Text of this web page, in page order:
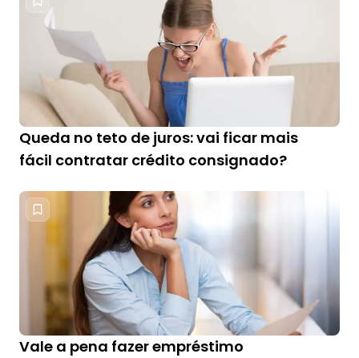
Queda no teto de juros: vai ficar mais
fácil contratar crédito consignado?
Vale a pena fazer empréstimo